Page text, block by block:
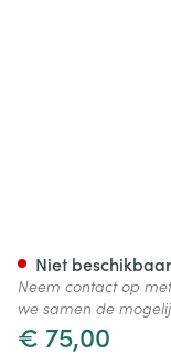
€ 75,00
Niet beschikbaar
Neem contact op
we samen de